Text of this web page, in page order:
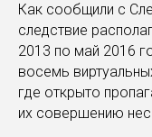
Как сообщили с
следствие
2013 по май 2016
восемь
где открыто
их совершению